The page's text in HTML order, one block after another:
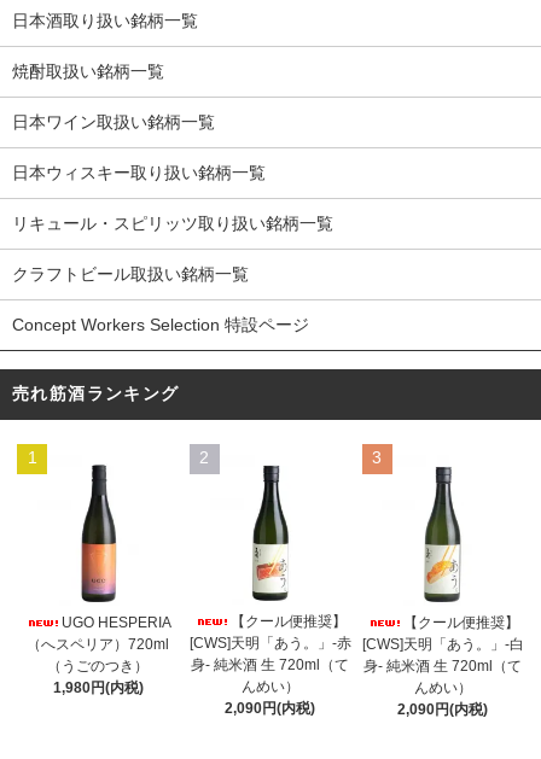
日本酒取り扱い銘柄一覧
焼酎取扱い銘柄一覧
日本ワイン取扱い銘柄一覧
日本ウィスキー取り扱い銘柄一覧
リキュール・スピリッツ取り扱い銘柄一覧
クラフトビール取扱い銘柄一覧
Concept Workers Selection 特設ページ
売れ筋酒ランキング
1
UGO HESPERIA
（へスペリア）720ml
（うごのつき）
1,980円(内税)
2
【クール便推奨】
[CWS]天明「あう。」-赤
身- 純米酒 生 720ml（て
んめい）
2,090円(内税)
3
【クール便推奨】
[CWS]天明「あう。」-白
身- 純米酒 生 720ml（て
んめい）
2,090円(内税)